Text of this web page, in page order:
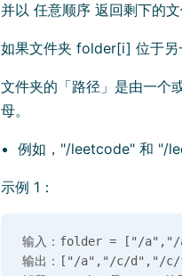
并以 任意顺序 返回剩下的文
如果文件夹 folder[i] 位于
文件夹的「路径」是由一个
母。
例如，"/leetcode" 和 "/
示例 1：
输入：folder = ["/
输出：["/a","/c/d","/